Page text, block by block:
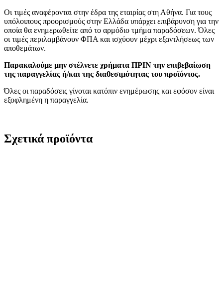
Οι τιμές αναφέρονται στην έδρα της εταιρίας στη Αθήνα. Για τους
υπόλοιπους προορισμούς στην Ελλάδα υπάρχει επιβάρυνση για την
οποία θα ενημερωθείτε από το αρμόδιο τμήμα παραδόσεων. Όλες
οι τιμές περιλαμβάνουν ΦΠΑ και ισχύουν μέχρι εξαντλήσεως των
αποθεμάτων.
Παρακαλούμε μην στέλνετε χρήματα ΠΡΙΝ την επιβεβαίωση
της παραγγελίας ή/και της διαθεσιμότητας του προϊόντος.
Όλες οι παραδόσεις γίνοται κατόπιν ενημέρωσης και εφόσον είναι
εξοφλημένη η παραγγελία.
Σχετικά προϊόντα